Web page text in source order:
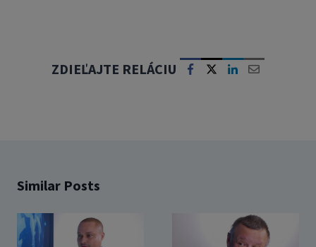
ZDIEĽAJTE RELÁCIU
Similar Posts